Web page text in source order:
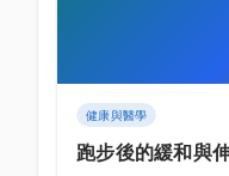
健康與醫學
跑步後的緩和與